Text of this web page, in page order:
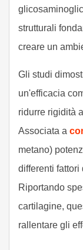
strutturali
creare un
Gli studi
un'efficacia
ridurre rigidità
Associata a
metano)
differenti fattori
Riportando
cartilagine,
rallentare gli